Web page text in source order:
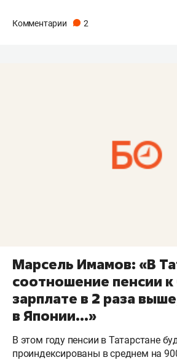
Комментарии 2
Марсель Имамов: «В
соотношение пенсии
зарплате в 2 раза
в Японии...»
В этом году пенсии в Татарстане
проиндексированы в среднем на